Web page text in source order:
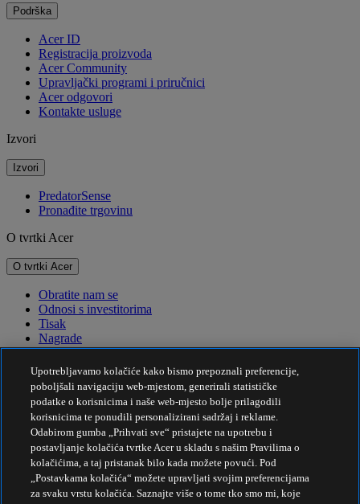
Podrška
Acer ID
Registracija proizvoda
Acer Community
Upravljački programi i priručnici
Acer odgovori
Kontakte usluge
Izvori
Izvori
PredatorSense
Pronađite trgovinu
O tvrtki Acer
O tvrtki Acer
Obratite nam se
Odnosi s investitorima
Tisak
Nagrade
Događaji
Održivost
Održivost
Društvena odgovornost tvrtke
Emisije štetnih plinova za proizvod
Project Humanity
Earthion
Upotrebljavamo kolačiće kako bismo prepoznali preferencije,
poboljšali navigaciju web-mjestom, generirali statističke
podatke o korisnicima i naše web-mjesto bolje prilagodili
korisnicima te ponudili personalizirani sadržaj i reklame.
Odabirom gumba „Prihvati sve“ pristajete na upotrebu i
postavljanje kolačića tvrtke Acer u skladu s našim Pravilima o
kolačićima, a taj pristanak bilo kada možete povući. Pod
„Postavkama kolačića“ možete upravljati svojim preferencijama
za svaku vrstu kolačića. Saznajte više o tome tko smo mi, koje